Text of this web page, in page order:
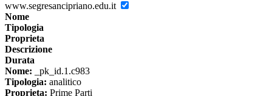
www.segresancipriano.edu.it
Nome
Tipologia
Proprieta
Descrizione
Durata
Nome: _pk_id.1.c983
Tipologia: analitico
Proprieta: Prime Parti